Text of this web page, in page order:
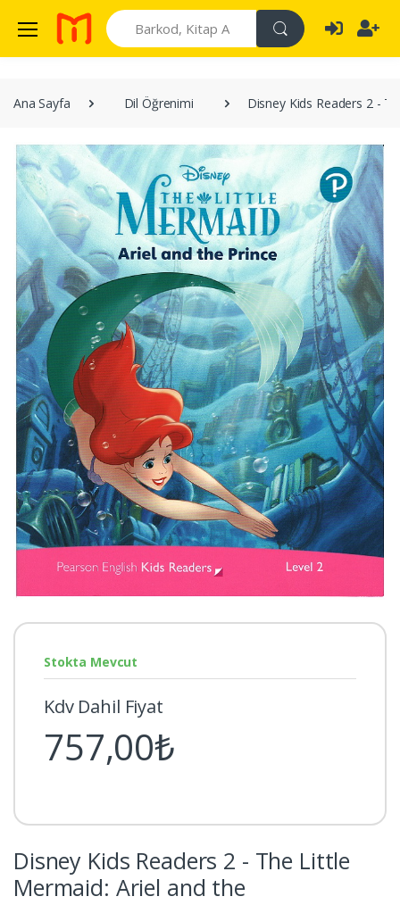
Search
Ana Sayfa Dil Öğrenimi Disney Kids Readers 2 -
Disney Kids Readers 2 - The Little
Mermaid: Ariel and the
Stokta Mevcut
Kdv Dahil Fiyat
757,00₺